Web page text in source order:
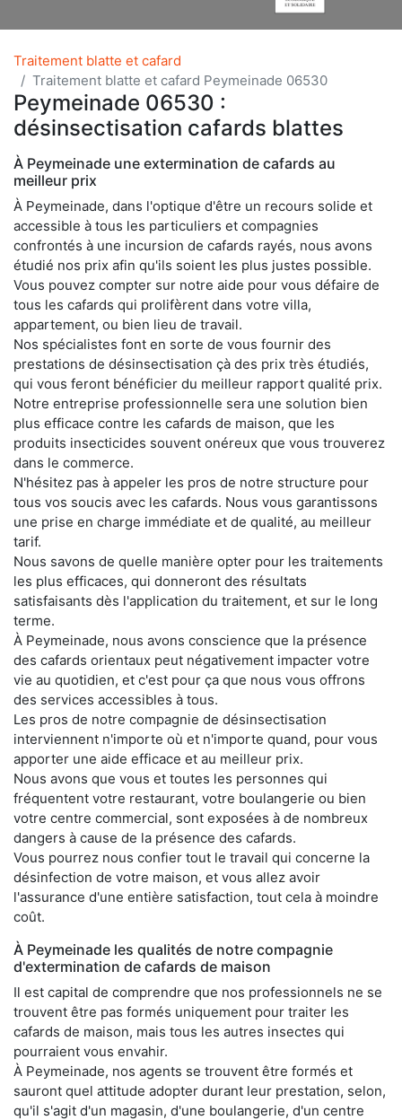
Traitement blatte et cafard
Traitement blatte et cafard Peymeinade 06530
Peymeinade 06530 :
désinsectisation cafards blattes
À Peymeinade une extermination de cafards au
meilleur prix
À Peymeinade, dans l'optique d'être un recours solide et
accessible à tous les particuliers et compagnies
confrontés à une incursion de cafards rayés, nous avons
étudié nos prix afin qu'ils soient les plus justes possible.
Vous pouvez compter sur notre aide pour vous défaire de
tous les cafards qui prolifèrent dans votre villa,
appartement, ou bien lieu de travail.
Nos spécialistes font en sorte de vous fournir des
prestations de désinsectisation çà des prix très étudiés,
qui vous feront bénéficier du meilleur rapport qualité prix.
Notre entreprise professionnelle sera une solution bien
plus efficace contre les cafards de maison, que les
produits insecticides souvent onéreux que vous trouverez
dans le commerce.
N'hésitez pas à appeler les pros de notre structure pour
tous vos soucis avec les cafards. Nous vous garantissons
une prise en charge immédiate et de qualité, au meilleur
tarif.
Nous savons de quelle manière opter pour les traitements
les plus efficaces, qui donneront des résultats
satisfaisants dès l'application du traitement, et sur le long
terme.
À Peymeinade, nous avons conscience que la présence
des cafards orientaux peut négativement impacter votre
vie au quotidien, et c'est pour ça que nous vous offrons
des services accessibles à tous.
Les pros de notre compagnie de désinsectisation
interviennent n'importe où et n'importe quand, pour vous
apporter une aide efficace et au meilleur prix.
Nous avons que vous et toutes les personnes qui
fréquentent votre restaurant, votre boulangerie ou bien
votre centre commercial, sont exposées à de nombreux
dangers à cause de la présence des cafards.
Vous pourrez nous confier tout le travail qui concerne la
désinfection de votre maison, et vous allez avoir
l'assurance d'une entière satisfaction, tout cela à moindre
coût.
À Peymeinade les qualités de notre compagnie
d'extermination de cafards de maison
Il est capital de comprendre que nos professionnels ne se
trouvent être pas formés uniquement pour traiter les
cafards de maison, mais tous les autres insectes qui
pourraient vous envahir.
À Peymeinade, nos agents se trouvent être formés et
sauront quel attitude adopter durant leur prestation, selon,
qu'il s'agit d'un magasin, d'une boulangerie, d'un centre